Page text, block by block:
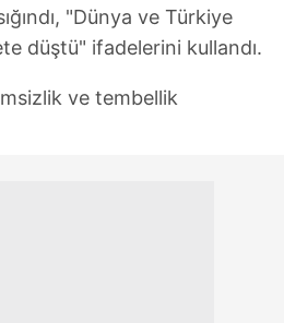
"Dünya ve Türkiye
düştü" ifadelerini kullandı.
ve tembellik